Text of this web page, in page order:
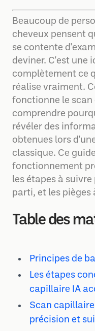
Beaucoup de
cheveux pensent
se contente
deviner. C'est une
complètement ce
réalise vraiment.
fonctionne le scan
comprendre
révéler des
obtenues lors
classique. Ce
fonctionnement
les étapes à
parti, et les pièges
Table des
Principes de
Les étapes
capillaire IA
Scan
précision et